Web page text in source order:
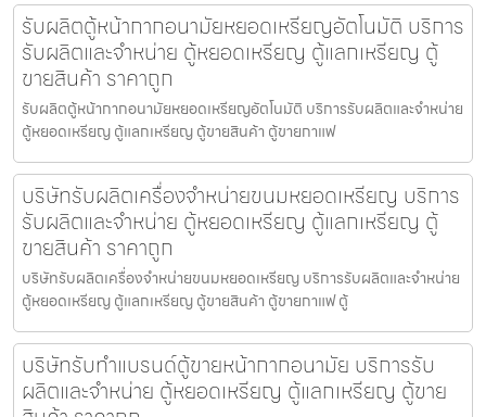
รับผลิตตู้หน้ากากอนามัยหยอดเหรียญ​​​อัตโนมัติ บริการ
รับผลิตและจำหน่าย ตู้หยอดเหรียญ ตู้แลกเหรียญ ตู้
ขายสินค้า ราคาถูก
รับผลิตตู้หน้ากากอนามัยหยอดเหรียญ​​​อัตโนมัติ บริการรับผลิตและจำหน่าย
ตู้หยอดเหรียญ ตู้แลกเหรียญ ตู้ขายสินค้า ตู้ขายกาแฟ
บริษัทรับผลิตเครื่องจำหน่ายขนมหยอดเหรียญ​ บริการ
รับผลิตและจำหน่าย ตู้หยอดเหรียญ ตู้แลกเหรียญ ตู้
ขายสินค้า ราคาถูก
บริษัทรับผลิตเครื่องจำหน่ายขนมหยอดเหรียญ​ บริการรับผลิตและจำหน่าย
ตู้หยอดเหรียญ ตู้แลกเหรียญ ตู้ขายสินค้า ตู้ขายกาแฟ ตู้
บริษัทรับทำแบรนด์ตู้ขายหน้ากากอนามัย บริการรับ
ผลิตและจำหน่าย ตู้หยอดเหรียญ ตู้แลกเหรียญ ตู้ขาย